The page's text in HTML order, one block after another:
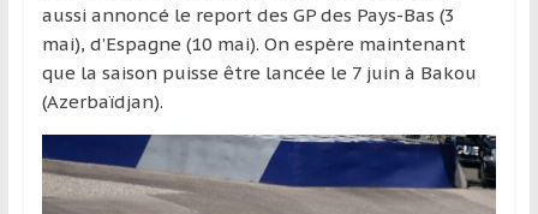
aussi annoncé le report des GP des Pays-Bas (3
mai), d’Espagne (10 mai). On espère maintenant
que la saison puisse être lancée le 7 juin à Bakou
(Azerbaïdjan).